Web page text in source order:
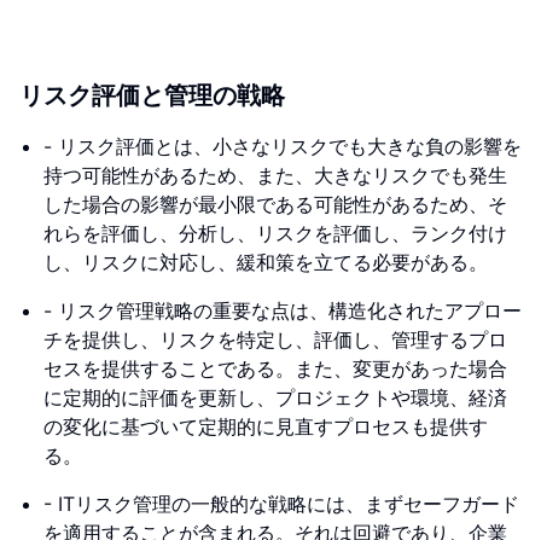
リスク評価と管理の戦略
- リスク評価とは、小さなリスクでも大きな負の影響を
持つ可能性があるため、また、大きなリスクでも発生
した場合の影響が最小限である可能性があるため、そ
れらを評価し、分析し、リスクを評価し、ランク付け
し、リスクに対応し、緩和策を立てる必要がある。
- リスク管理戦略の重要な点は、構造化されたアプロー
チを提供し、リスクを特定し、評価し、管理するプロ
セスを提供することである。また、変更があった場合
に定期的に評価を更新し、プロジェクトや環境、経済
の変化に基づいて定期的に見直すプロセスも提供す
る。
- ITリスク管理の一般的な戦略には、まずセーフガード
を適用することが含まれる。それは回避であり、企業